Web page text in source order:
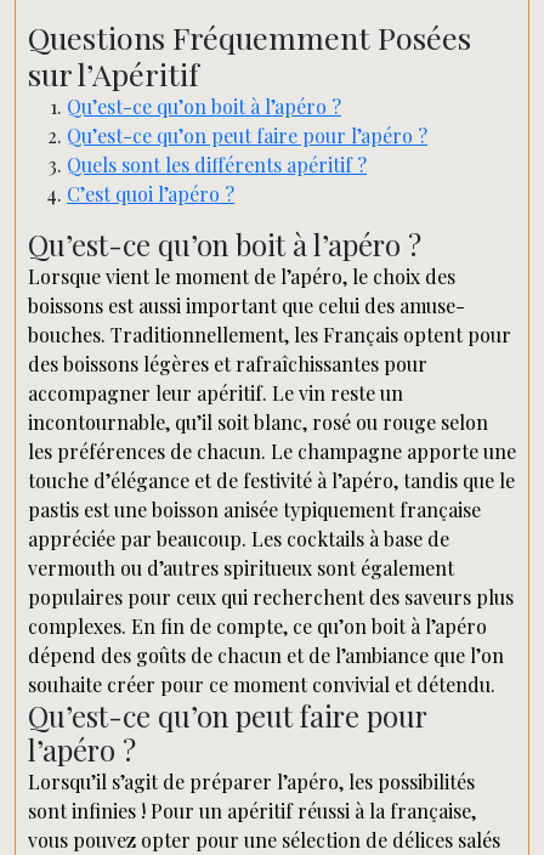
Questions Fréquemment Posées
sur l’Apéritif
Qu’est-ce qu’on boit à l’apéro ?
Qu’est-ce qu’on peut faire pour l’apéro ?
Quels sont les différents apéritif ?
C’est quoi l’apéro ?
Qu’est-ce qu’on boit à l’apéro ?
Lorsque vient le moment de l’apéro, le choix des
boissons est aussi important que celui des amuse-
bouches. Traditionnellement, les Français optent pour
des boissons légères et rafraîchissantes pour
accompagner leur apéritif. Le vin reste un
incontournable, qu’il soit blanc, rosé ou rouge selon
les préférences de chacun. Le champagne apporte une
touche d’élégance et de festivité à l’apéro, tandis que le
pastis est une boisson anisée typiquement française
appréciée par beaucoup. Les cocktails à base de
vermouth ou d’autres spiritueux sont également
populaires pour ceux qui recherchent des saveurs plus
complexes. En fin de compte, ce qu’on boit à l’apéro
dépend des goûts de chacun et de l’ambiance que l’on
souhaite créer pour ce moment convivial et détendu.
Qu’est-ce qu’on peut faire pour
l’apéro ?
Lorsqu’il s’agit de préparer l’apéro, les possibilités
sont infinies ! Pour un apéritif réussi à la française,
vous pouvez opter pour une sélection de délices salés